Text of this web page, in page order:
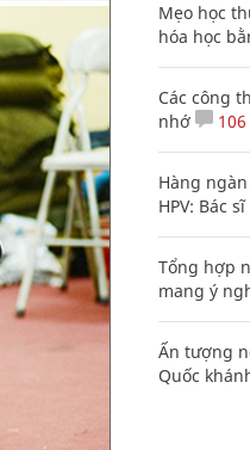
Mẹo học
hóa học
Các công
nhớ
106
Hàng
HPV: Bác
Tổng hợp
mang ý
Ấn tượng
Quốc